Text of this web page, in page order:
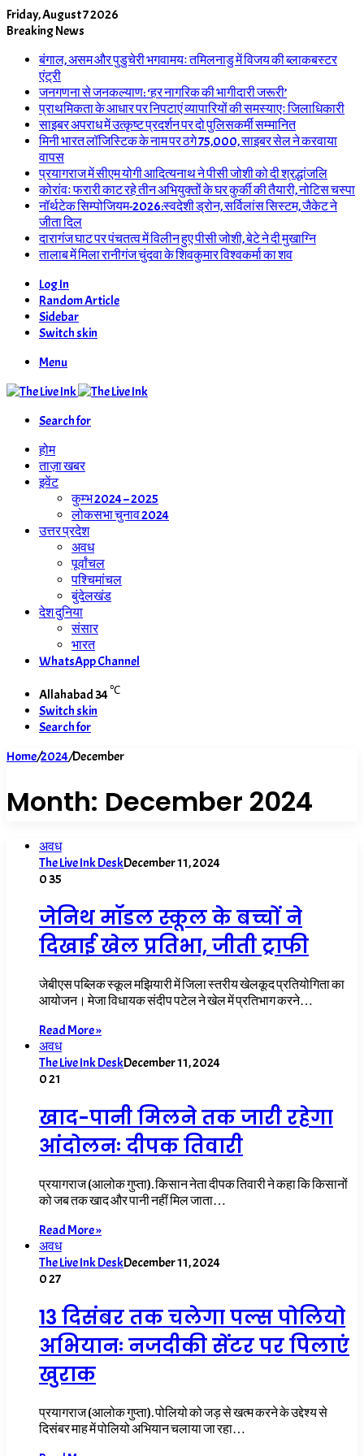
Friday, August 7 2026
Breaking News
बंगाल, असम और पुडुचेरी भगवामयः तमिलनाडु में विजय की ब्लाकबस्टर
एंट्री
जनगणना से जनकल्याण: ‘हर नागरिक की भागीदारी जरूरी’
प्राथमिकता के आधार पर निपटाएं व्यापारियों की समस्याएः जिलाधिकारी
साइबर अपराध में उत्कृष्ट प्रदर्शन पर दो पुलिसकर्मी सम्मानित
मिनी भारत लॉजिस्टिक के नाम पर ठगे 75,000, साइबर सेल ने करवाया
वापस
प्रयागराज में सीएम योगी आदित्यनाथ ने पीसी जोशी को दी श्रद्धांजलि
कोरांवः फरारी काट रहे तीन अभियुक्तों के घर कुर्की की तैयारी, नोटिस चस्पा
नॉर्थटेक सिम्पोजियम-2026:स्वदेशी ड्रोन, सर्विलांस सिस्टम, जैकेट ने
जीता दिल
दारागंज घाट पर पंचतत्व में विलीन हुए पीसी जोशी, बेटे ने दी मुखाग्नि
तालाब में मिला रानीगंज चुंदवा के शिवकुमार विश्वकर्मा का शव
Log In
Random Article
Sidebar
Switch skin
Menu
Search for
होम
ताज़ा खबर
इवेंट
कुम्भ 2024 – 2025
लोकसभा चुनाव 2024
उत्तर प्रदेश
अवध
पूर्वांचल
पश्चिमांचल
बुंदेलखंड
देश दुनिया
संसार
भारत
WhatsApp Channel
Allahabad34℃
Switch skin
Search for
Home/2024/December
Month: December 2024
अवध
The Live Ink DeskDecember 11, 2024
035
जेनिथ मॉडल स्कूल के बच्चों ने
दिखाई खेल प्रतिभा, जीती ट्राफी
जेबीएस पब्लिक स्कूल मझियारी में जिला स्तरीय खेलकूद प्रतियोगिता का
आयोजन। मेजा विधायक संदीप पटेल ने खेल में प्रतिभाग करने…
Read More »
अवध
The Live Ink DeskDecember 11, 2024
021
खाद-पानी मिलने तक जारी रहेगा
आंदोलनः दीपक तिवारी
प्रयागराज (आलोक गुप्ता). किसान नेता दीपक तिवारी ने कहा कि किसानों
को जब तक खाद और पानी नहीं मिल जाता…
Read More »
अवध
The Live Ink DeskDecember 11, 2024
027
13 दिसंबर तक चलेगा पल्स पोलियो
अभियानः नजदीकी सेंटर पर पिलाएं
खुराक
प्रयागराज (आलोक गुप्ता). पोलियो को जड़ से खत्म करने के उद्देश्य से
दिसंबर माह में पोलियो अभियान चलाया जा रहा…